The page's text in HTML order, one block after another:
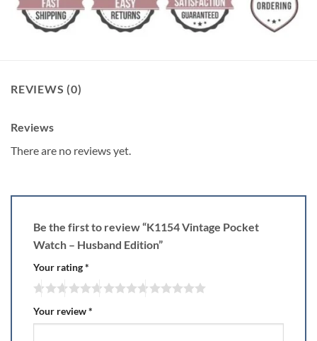
REVIEWS (0)
Reviews
There are no reviews yet.
Be the first to review “K1154 Vintage Pocket
Watch – Husband Edition”
Your rating*
Your review*